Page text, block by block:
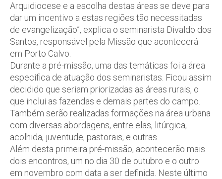
Arquidiocese e a escolha destas áreas se deve para
dar um incentivo a estas regiões tão necessitadas
de evangelização”, explica o seminarista Divaldo dos
Santos, responsável pela Missão que acontecerá
em Porto Calvo.
Durante a pré-missão, uma das temáticas foi a área
especifica de atuação dos seminaristas. Ficou assim
decidido que seriam priorizadas as áreas rurais, o
que inclui as fazendas e demais partes do campo.
Também serão realizadas formações na área urbana
com diversas abordagens, entre elas, litúrgica,
acolhida, juventude, pastorais, e outras.
Além desta primeira pré-missão, acontecerão mais
dois encontros, um no dia 30 de outubro e o outro
em novembro com data a ser definida. Neste último